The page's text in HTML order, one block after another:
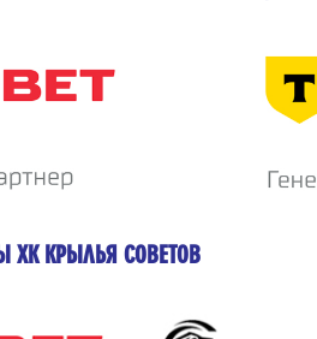
ХК КРЫЛЬЯ СОВЕТОВ